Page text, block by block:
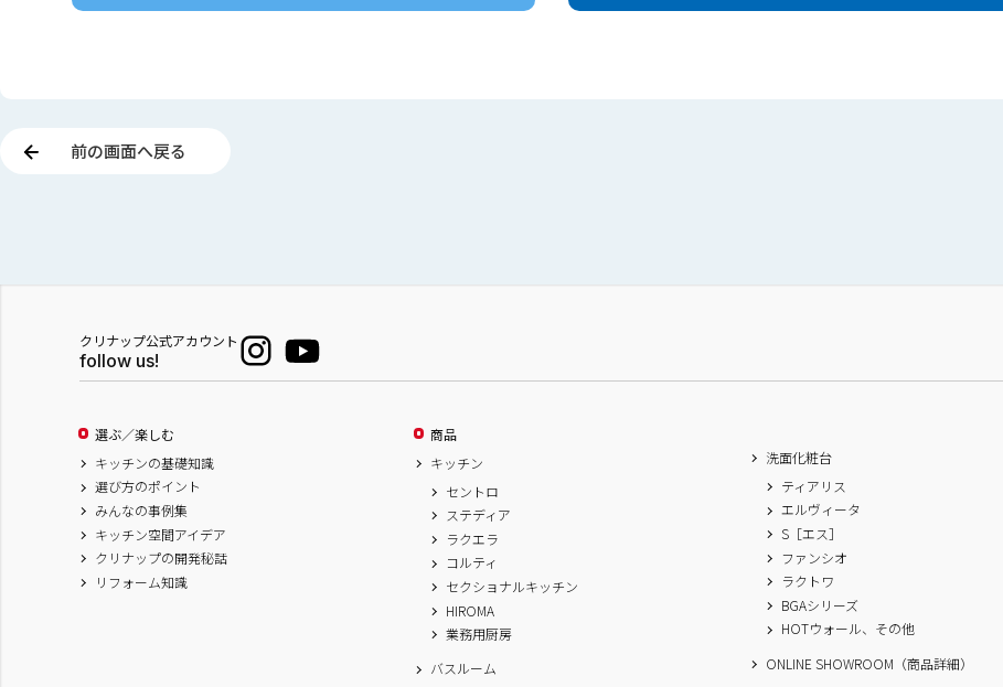
前の画面へ戻る
クリナップ公式アカウント
follow us!
選ぶ／楽しむ
キッチンの基礎知識
選び方のポイント
みんなの事例集
キッチン空間アイデア
クリナップの開発秘話
リフォーム知識
商品
キッチン
セントロ
ステディア
ラクエラ
コルティ
セクショナルキッチン
HIROMA
業務用厨房
バスルーム
洗面化粧台
ティアリス
エルヴィータ
S［エス］
ファンシオ
ラクトワ
BGAシリーズ
HOTウォール、その他
ONLINE SHOWROOM（商品詳細）